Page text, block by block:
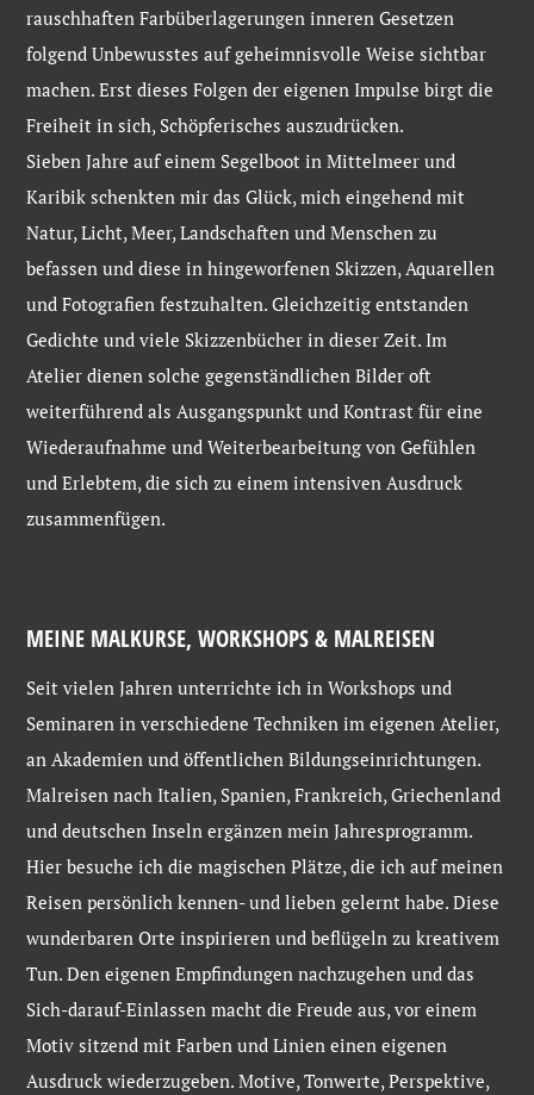
rauschhaften Farbüberlagerungen inneren Gesetzen
folgend Unbewusstes auf geheimnisvolle Weise sichtbar
machen. Erst dieses Folgen der eigenen Impulse birgt die
Freiheit in sich, Schöpferisches auszudrücken.
Sieben Jahre auf einem Segelboot in Mittelmeer und
Karibik schenkten mir das Glück, mich eingehend mit
Natur, Licht, Meer, Landschaften und Menschen zu
befassen und diese in hingeworfenen Skizzen, Aquarellen
und Fotografien festzuhalten. Gleichzeitig entstanden
Gedichte und viele Skizzenbücher in dieser Zeit. Im
Atelier dienen solche gegenständlichen Bilder oft
weiterführend als Ausgangspunkt und Kontrast für eine
Wiederaufnahme und Weiterbearbeitung von Gefühlen
und Erlebtem, die sich zu einem intensiven Ausdruck
zusammenfügen.
MEINE MALKURSE, WORKSHOPS & MALREISEN
Seit vielen Jahren unterrichte ich in Workshops und
Seminaren in verschiedene Techniken im eigenen Atelier,
an Akademien und öffentlichen Bildungseinrichtungen.
Malreisen nach Italien, Spanien, Frankreich, Griechenland
und deutschen Inseln ergänzen mein Jahresprogramm.
Hier besuche ich die magischen Plätze, die ich auf meinen
Reisen persönlich kennen- und lieben gelernt habe. Diese
wunderbaren Orte inspirieren und beflügeln zu kreativem
Tun. Den eigenen Empfindungen nachzugehen und das
Sich-darauf-Einlassen macht die Freude aus, vor einem
Motiv sitzend mit Farben und Linien einen eigenen
Ausdruck wiederzugeben. Motive, Tonwerte, Perspektive,